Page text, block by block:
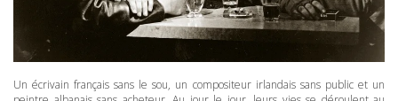
Un écrivain français sans le sou, un compositeur irlandais sans public et un